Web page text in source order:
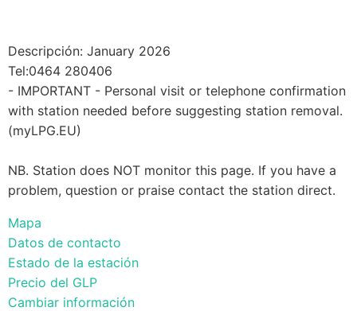
Descripción: January 2026
Tel:0464 280406
- IMPORTANT - Personal visit or telephone confirmation
with station needed before suggesting station removal.
(myLPG.EU)
NB. Station does NOT monitor this page. If you have a
problem, question or praise contact the station direct.
Mapa
Datos de contacto
Estado de la estación
Precio del GLP
Cambiar información